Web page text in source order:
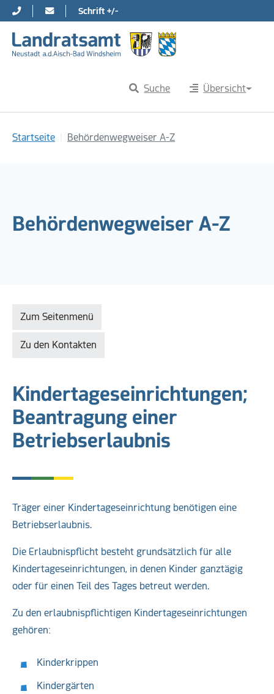
Direkt zur Hauptnavigation springen
Direkt zum Inhalt springen
Schrift +/-
Suche Übersicht
Startseite Behördenwegweiser A-Z
Behördenwegweiser A-Z
Zum Seitenmenü
Zu den Kontakten
Kindertageseinrichtungen;
Beantragung einer
Betriebserlaubnis
Träger einer Kindertageseinrichtung benötigen eine
Betriebserlaubnis.
Die Erlaubnispflicht besteht grundsätzlich für alle
Kindertageseinrichtungen, in denen Kinder ganztägig
oder für einen Teil des Tages betreut werden.
Zu den erlaubnispflichtigen Kindertageseinrichtungen
gehören:
Kinderkrippen
Kindergärten